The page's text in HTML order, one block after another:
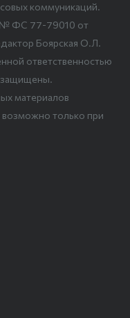
коммуникаций.
№ ФС 77-79010 от
Боярская О.Л.
ответственностью
защищены.
материалов
возможно только при